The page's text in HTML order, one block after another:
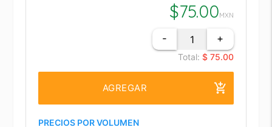
$75.00MXN
- +
Total: $ 75.00
AGREGAR add_shopping_cart
PRECIOS POR VOLUMEN